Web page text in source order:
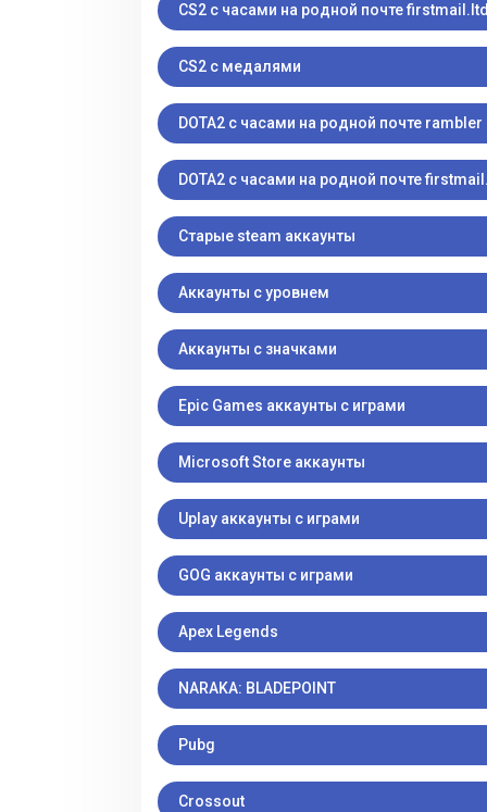
CS2 с часами на родной почте
CS2 с медалями
DOTA2 с часами на родной почте rambler
DOTA2 с часами на родной почте
Старые steam аккаунты
Аккаунты с уровнем
Аккаунты с значками
Epic Games аккаунты с играми
Microsoft Store аккаунты
Uplay аккаунты с играми
GOG аккаунты с играми
Apex Legends
NARAKA: BLADEPOINT
Pubg
Crossout